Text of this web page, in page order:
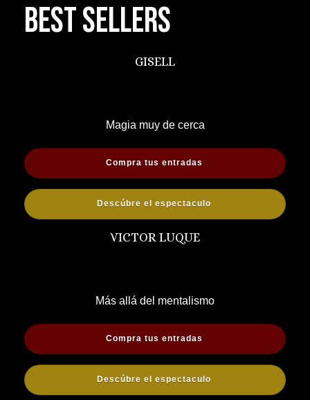
BEST SELLERS
GISELL
Magia muy de cerca
Compra tus entradas
Descúbre el espectaculo
VICTOR LUQUE
Más allá del mentalismo
Compra tus entradas
Descúbre el espectaculo